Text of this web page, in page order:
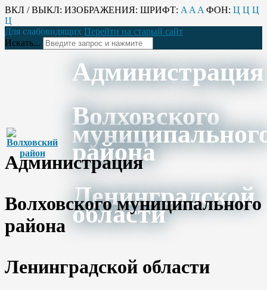
ВКЛ / ВЫКЛ: ИЗОБРАЖЕНИЯ: ШРИФТ: A A A ФОН: Ц Ц Ц
Ц
Для слабовидящих Перейти на старый сайт
Искать...
Администрация
Волховского
района
Ленинградской
области
Администрация
Волховского муниципального
района
Ленинградской области